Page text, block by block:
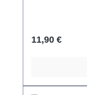
Regulärer
11,90 €